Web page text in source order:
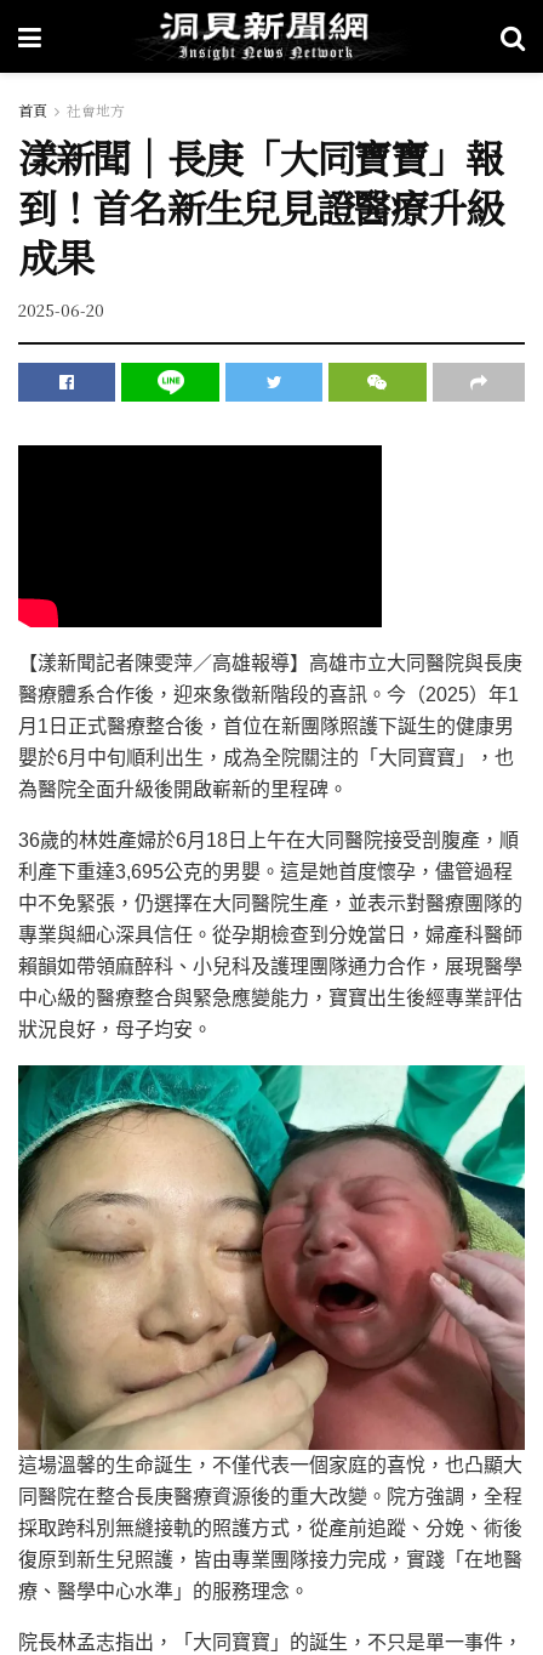
首頁 社會地方
漾新聞｜長庚「大同寶寶」報
到！首名新生兒見證醫療升級
成果
2025-06-20
【漾新聞記者陳雯萍／高雄報導】高雄市立大同醫院與長庚
醫療體系合作後，迎來象徵新階段的喜訊。今（2025）年1
月1日正式醫療整合後，首位在新團隊照護下誕生的健康男
嬰於6月中旬順利出生，成為全院關注的「大同寶寶」，也
為醫院全面升級後開啟嶄新的里程碑。
36歲的林姓產婦於6月18日上午在大同醫院接受剖腹產，順
利產下重達3,695公克的男嬰。這是她首度懷孕，儘管過程
中不免緊張，仍選擇在大同醫院生產，並表示對醫療團隊的
專業與細心深具信任。從孕期檢查到分娩當日，婦產科醫師
賴韻如帶領麻醉科、小兒科及護理團隊通力合作，展現醫學
中心級的醫療整合與緊急應變能力，寶寶出生後經專業評估
狀況良好，母子均安。
這場溫馨的生命誕生，不僅代表一個家庭的喜悅，也凸顯大
同醫院在整合長庚醫療資源後的重大改變。院方強調，全程
採取跨科別無縫接軌的照護方式，從產前追蹤、分娩、術後
復原到新生兒照護，皆由專業團隊接力完成，實踐「在地醫
療、醫學中心水準」的服務理念。
院長林孟志指出，「大同寶寶」的誕生，不只是單一事件，